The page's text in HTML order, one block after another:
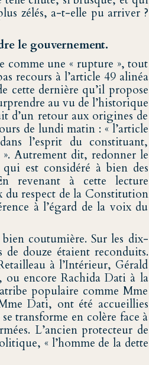
zélés, a-t-elle pu arriver ?
le gouvernement.
une « rupture », tout
recours à l’article 49 alinéa
cette dernière qu’il propose
au vu de l’historique
d’un retour aux origines de
de lundi matin : « l’article
l’esprit du constituant,
Autrement dit, redonner le
est considéré à bien des
revenant à cette lecture
du respect de la Constitution
à l’égard de la voix du
coutumière. Sur les dix-
douze étaient reconduits.
à l’Intérieur, Gérald
ou encore Rachida Dati à la
populaire comme Mme
Dati, ont été accueillies
transforme en colère face à
L’ancien protecteur de
« l’homme de la dette